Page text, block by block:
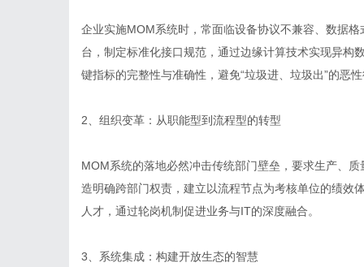
企业实施MOM系统时，常面临设备协议不兼容、数据
台，制定标准化接口规范，通过边缘计算技术实现异构
键指标的完整性与准确性，避免“垃圾进、垃圾出”的恶
2、组织变革：从职能型到流程型的转型
MOM系统的落地必然冲击传统部门壁垒，要求生产、
造明确跨部门权责，建立以流程节点为考核单位的绩效
人才，通过轮岗机制促进业务与IT的深度融合。
3、系统集成：构建开放生态的智慧